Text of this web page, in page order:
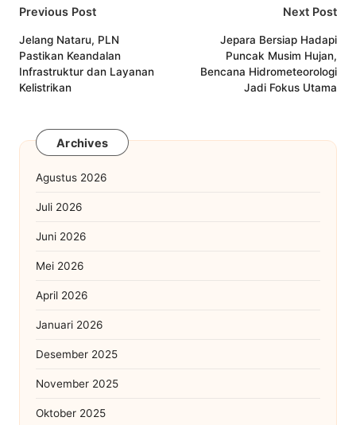
Post
navigation
Previous Post
Jelang Nataru, PLN
Pastikan Keandalan
Infrastruktur dan Layanan
Kelistrikan
Next Post
Jepara Bersiap Hadapi
Puncak Musim Hujan,
Bencana Hidrometeorologi
Jadi Fokus Utama
Archives
Agustus 2026
Juli 2026
Juni 2026
Mei 2026
April 2026
Januari 2026
Desember 2025
November 2025
Oktober 2025